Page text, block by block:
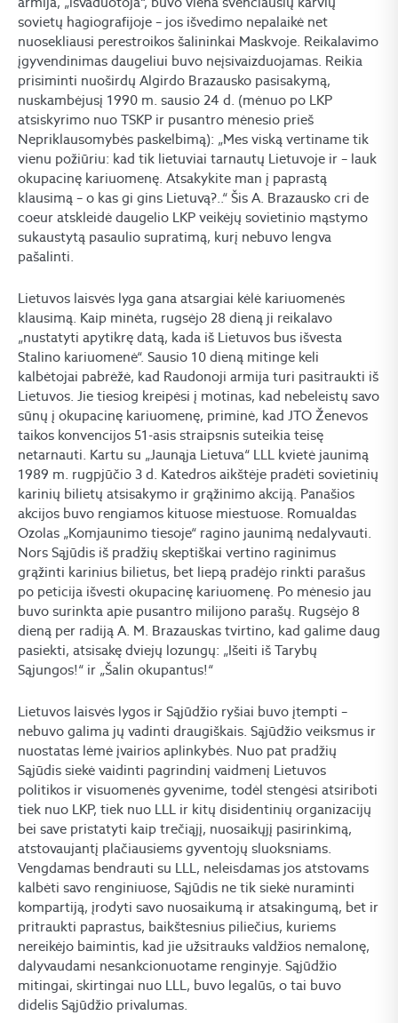
sovietų hagiografijoje – jos išvedimo nepalaikė net
nuosekliausi perestroikos šalininkai Maskvoje. Reikalavimo
įgyvendinimas daugeliui buvo neįsivaizduojamas. Reikia
prisiminti nuoširdų Algirdo Brazausko pasisakymą,
nuskambėjusį 1990 m. sausio 24 d. (mėnuo po LKP
atsiskyrimo nuo TSKP ir pusantro mėnesio prieš
Nepriklausomybės paskelbimą): „Mes viską vertiname tik
vienu požiūriu: kad tik lietuviai tarnautų Lietuvoje ir – lauk
okupacinę kariuomenę. Atsakykite man į paprastą
klausimą – o kas gi gins Lietuvą?..“ Šis A. Brazausko cri de
coeur atskleidė daugelio LKP veikėjų sovietinio mąstymo
sukaustytą pasaulio supratimą, kurį nebuvo lengva
pašalinti.
Lietuvos laisvės lyga gana atsargiai kėlė kariuomenės
klausimą. Kaip minėta, rugsėjo 28 dieną ji reikalavo
„nustatyti apytikrę datą, kada iš Lietuvos bus išvesta
Stalino kariuomenė“. Sausio 10 dieną mitinge keli
kalbėtojai pabrėžė, kad Raudonoji armija turi pasitraukti iš
Lietuvos. Jie tiesiog kreipėsi į motinas, kad nebeleistų savo
sūnų į okupacinę kariuomenę, priminė, kad JTO Ženevos
taikos konvencijos 51-asis straipsnis suteikia teisę
netarnauti. Kartu su „Jaunąja Lietuva“ LLL kvietė jaunimą
1989 m. rugpjūčio 3 d. Katedros aikštėje pradėti sovietinių
karinių bilietų atsisakymo ir grąžinimo akciją. Panašios
akcijos buvo rengiamos kituose miestuose. Romualdas
Ozolas „Komjaunimo tiesoje“ ragino jaunimą nedalyvauti.
Nors Sąjūdis iš pradžių skeptiškai vertino raginimus
grąžinti karinius bilietus, bet liepą pradėjo rinkti parašus
po peticija išvesti okupacinę kariuomenę. Po mėnesio jau
buvo surinkta apie pusantro milijono parašų. Rugsėjo 8
dieną per radiją A. M. Brazauskas tvirtino, kad galime daug
pasiekti, atsisakę dviejų lozungų: „Išeiti iš Tarybų
Sąjungos!“ ir „Šalin okupantus!“
Lietuvos laisvės lygos ir Sąjūdžio ryšiai buvo įtempti –
nebuvo galima jų vadinti draugiškais. Sąjūdžio veiksmus ir
nuostatas lėmė įvairios aplinkybės. Nuo pat pradžių
Sąjūdis siekė vaidinti pagrindinį vaidmenį Lietuvos
politikos ir visuomenės gyvenime, todėl stengėsi atsiriboti
tiek nuo LKP, tiek nuo LLL ir kitų disidentinių organizacijų
bei save pristatyti kaip trečiąjį, nuosaikųjį pasirinkimą,
atstovaujantį plačiausiems gyventojų sluoksniams.
Vengdamas bendrauti su LLL, neleisdamas jos atstovams
kalbėti savo renginiuose, Sąjūdis ne tik siekė nuraminti
kompartiją, įrodyti savo nuosaikumą ir atsakingumą, bet ir
pritraukti paprastus, baikštesnius piliečius, kuriems
nereikėjo baimintis, kad jie užsitrauks valdžios nemalonę,
dalyvaudami nesankcionuotame renginyje. Sąjūdžio
mitingai, skirtingai nuo LLL, buvo legalūs, o tai buvo
didelis Sąjūdžio privalumas.